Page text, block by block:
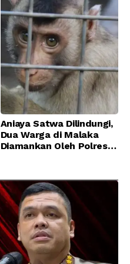
Aniaya Satwa Dilindungi,
Dua Warga di Malaka
Diamankan Oleh Polres